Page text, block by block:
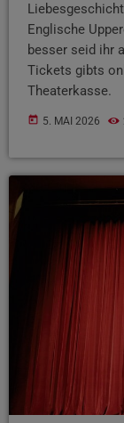
Englische
besser seid ihr
Tickets gibts
Theaterkasse.
today 5. MAI 2026